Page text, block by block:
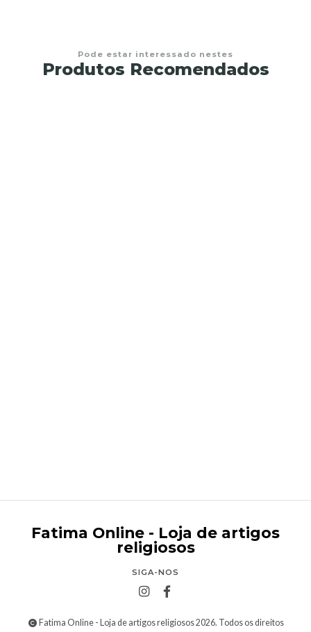
Pode estar interessado nestes
Produtos Recomendados
Fatima Online - Loja de artigos
religiosos
SIGA-NOS
Fatima Online - Loja de artigos religiosos 2026. Todos os direitos